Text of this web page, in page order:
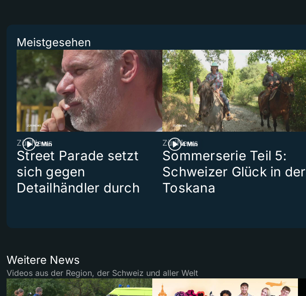
Meistgesehen
2 Min
ZüriNews
Street Parade setzt
sich gegen
Detailhändler durch
4 Min
ZüriNews
Sommerserie Teil 5:
Schweizer Glück in der
Toskana
Weitere News
Videos aus der Region, der Schweiz und aller Welt